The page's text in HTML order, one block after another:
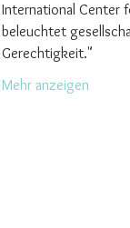
International Center
beleuchtet
Gerechtigkeit."
Mehr anzeigen